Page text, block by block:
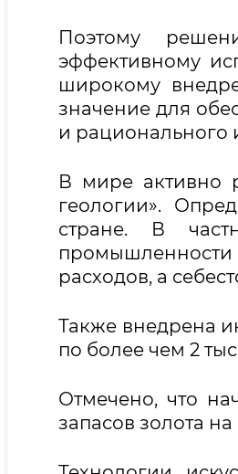
Поэтому
эффективному
широкому
значение для
и рационального
В мире активно
геологии».
стране. В
расходов, а
Также внедрена
по более чем 2
Отмечено, что
запасов золота